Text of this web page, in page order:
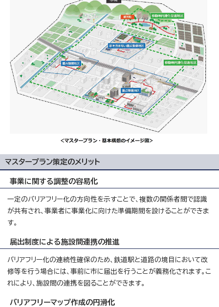
マスタープラン策定のメリット
事業に関する調整の容易化
一定のバリアフリー化の方向性を示すことで、複数の関係者間で認識
が共有され、事業者に事業化に向けた準備期間を設けることができま
す。
届出制度による施設間連携の推進
バリアフリー化の連続性確保のため、鉄道駅と道路の境目において改
修等を行う場合には、事前に市に届出を行うことが義務化されます。こ
れにより、施設間の連携を図ることができます。
バリアフリーマップ作成の円滑化